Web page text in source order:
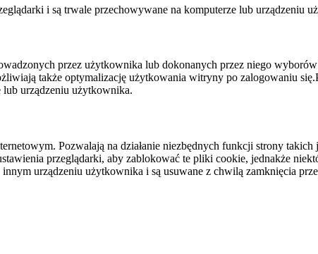
i są trwale przechowywane na komputerze lub urządzeniu
przez użytkownika lub dokonanych przez niego
także optymalizację użytkowania witryny po zalogowaniu
lub urządzeniu użytkownika.
Pozwalają na działanie niezbędnych funkcji strony
przeglądarki, aby zablokować te pliki cookie, jednakże
urządzeniu użytkownika i są usuwane z chwilą zamknięcia